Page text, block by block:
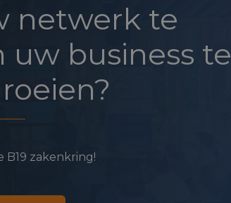
netwerk te
business te
B19 zakenkring!